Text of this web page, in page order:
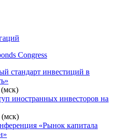
Congress
стандарт инвестиций в
(мск)
иностранных инвесторов на
(мск)
«Рынок капитала